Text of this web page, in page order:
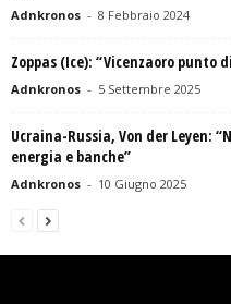
Adnkronos - 8 Febbraio 2024
Zoppas (Ice): “Vicenzaoro
Adnkronos - 5 Settembre 2025
Ucraina-Russia, Von der Leyen:
energia e banche”
Adnkronos - 10 Giugno 2025